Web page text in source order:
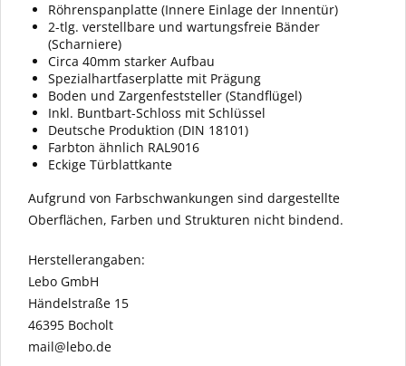
Röhrenspanplatte (Innere Einlage der Innentür)
2-tlg. verstellbare und wartungsfreie Bänder
(Scharniere)
Circa 40mm starker Aufbau
Spezialhartfaserplatte mit Prägung
Boden und Zargenfeststeller (Standflügel)
Inkl. Buntbart-Schloss mit Schlüssel
Deutsche Produktion (DIN 18101)
Farbton ähnlich RAL9016
Eckige Türblattkante
Aufgrund von Farbschwankungen sind dargestellte
Oberflächen, Farben und Strukturen nicht bindend.
Herstellerangaben:
Lebo GmbH
Händelstraße 15
46395 Bocholt
mail@lebo.de